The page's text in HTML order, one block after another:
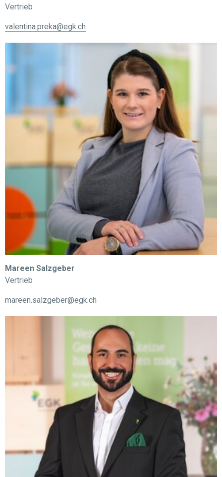
Vertrieb
valentina.preka@egk.ch
Mareen Salzgeber
Vertrieb
mareen.salzgeber@egk.ch